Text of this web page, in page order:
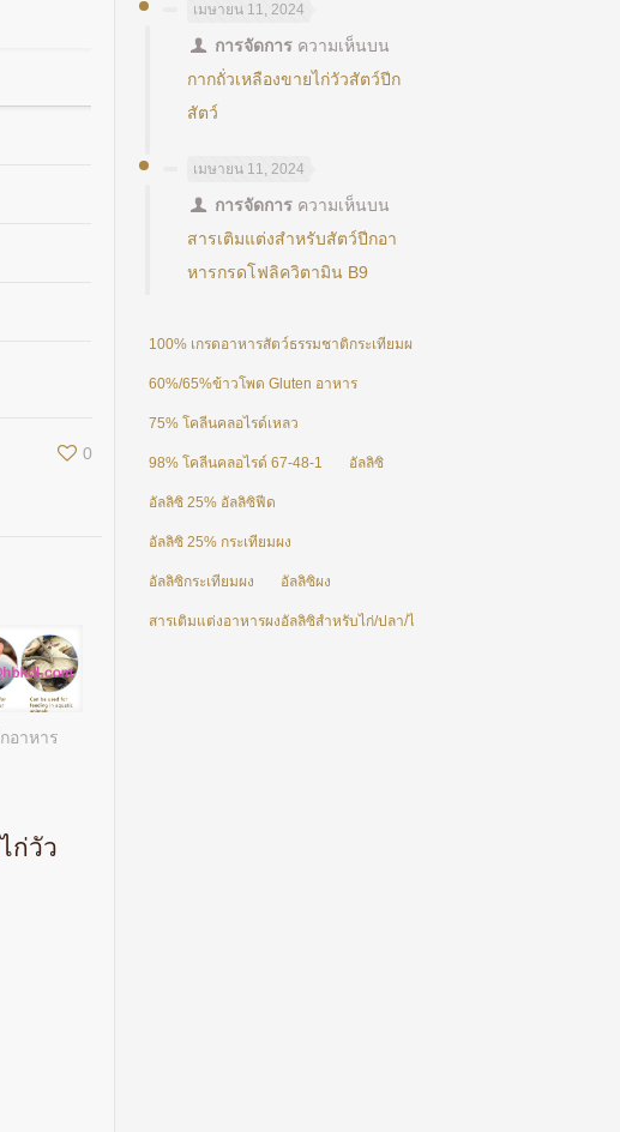
0
อาหาร
ก่วัว
เมษายน 11, 2024
การจัดการ ความเห็นบน
กากถั่วเหลืองขายไก่วัวสัตว์ปีก
สัตว์
เมษายน 11, 2024
การจัดการ ความเห็นบน
สารเติมแต่งสำหรับสัตว์ปีกอา
หารกรดโฟลิควิตามิน B9
100% เกรดอาหารสัตว์ธรรมชาติกระเทียมผงอัลลิซิ 25%
60%/65%ข้าวโพด Gluten อาหาร
75% โคลีนคลอไรด์เหลว
98% โคลีนคลอไรด์ 67-48-1 อัลลิซิ
อัลลิซิ 25% อัลลิซิฟีด
อัลลิซิ 25% กระเทียมผง
อัลลิซิกระเทียมผง อัลลิซิผง
สารเติมแต่งอาหารผงอัลลิซิสำหรับไก่/ปลา/ไก่